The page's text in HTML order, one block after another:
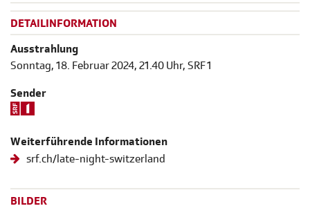
DETAILINFORMATION
Ausstrahlung
Sonntag, 18. Februar 2024, 21.40 Uhr, SRF 1
Sender
Weiterführende Informationen
srf.ch/late-night-switzerland
BILDER